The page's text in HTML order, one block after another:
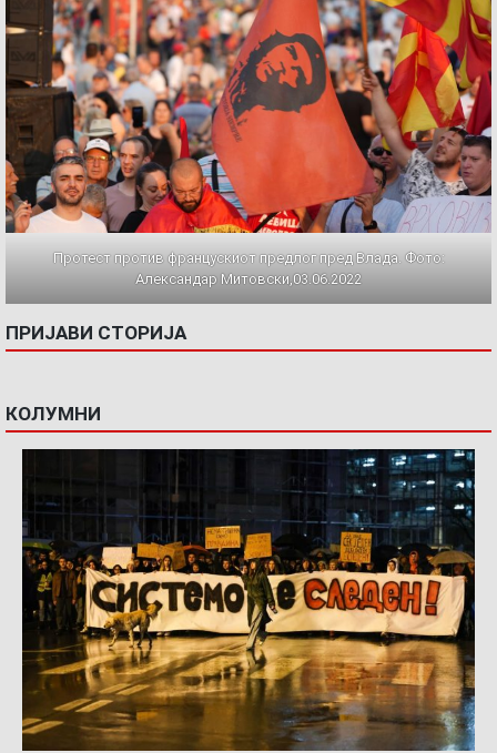
Протест против францускиот предлог пред Влада. Фото:
Александар Митовски,03.06.2022
ПРИЈАВИ СТОРИЈА
КОЛУМНИ